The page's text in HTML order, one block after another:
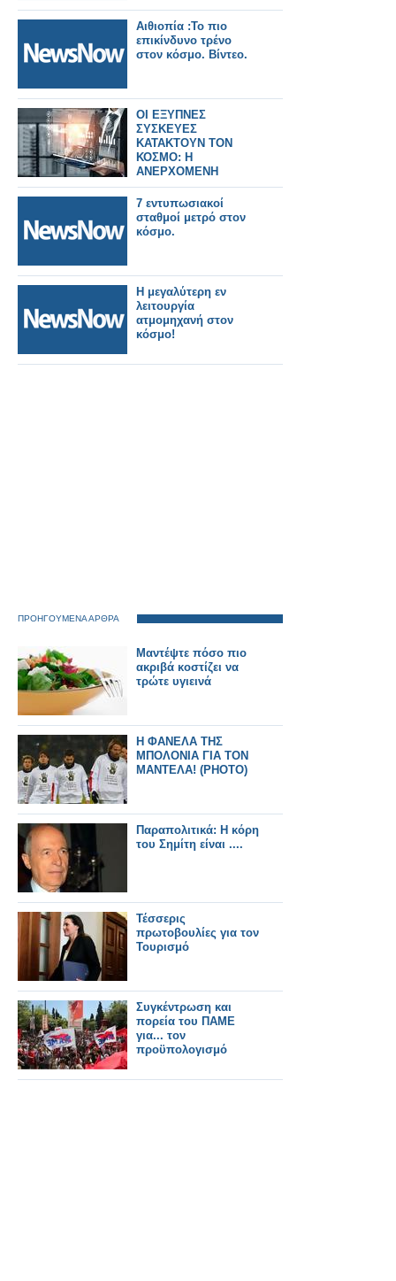
Αιθιοπία :Το πιο
επικίνδυνο τρένο
στον κόσμο. Βίντεο.
ΟΙ ΕΞΥΠΝΕΣ
ΣΥΣΚΕΥΕΣ
ΚΑΤΑΚΤΟΥΝ ΤΟΝ
ΚΟΣΜΟ: Η
ΑΝΕΡΧΟΜΕΝΗ
ΔΥΝΑΜΗ ΤΟΥ IoT
7 εντυπωσιακοί
σταθμοί μετρό στον
κόσμο.
Η μεγαλύτερη εν
λειτουργία
ατμομηχανή στον
κόσμο!
ΠΡΟΗΓΟΥΜΕΝΑ ΑΡΘΡΑ
Μαντέψτε πόσο πιο
ακριβά κοστίζει να
τρώτε υγιεινά
Η ΦΑΝΕΛΑ ΤΗΣ
ΜΠΟΛΟΝΙΑ ΓΙΑ ΤΟΝ
ΜΑΝΤΕΛΑ! (ΡΗΟΤΟ)
Παραπολιτικά: Η κόρη
του Σημίτη είναι ....
Τέσσερις
πρωτοβουλίες για τον
Τουρισμό
Συγκέντρωση και
πορεία του ΠΑΜΕ
για... τον
προϋπολογισμό